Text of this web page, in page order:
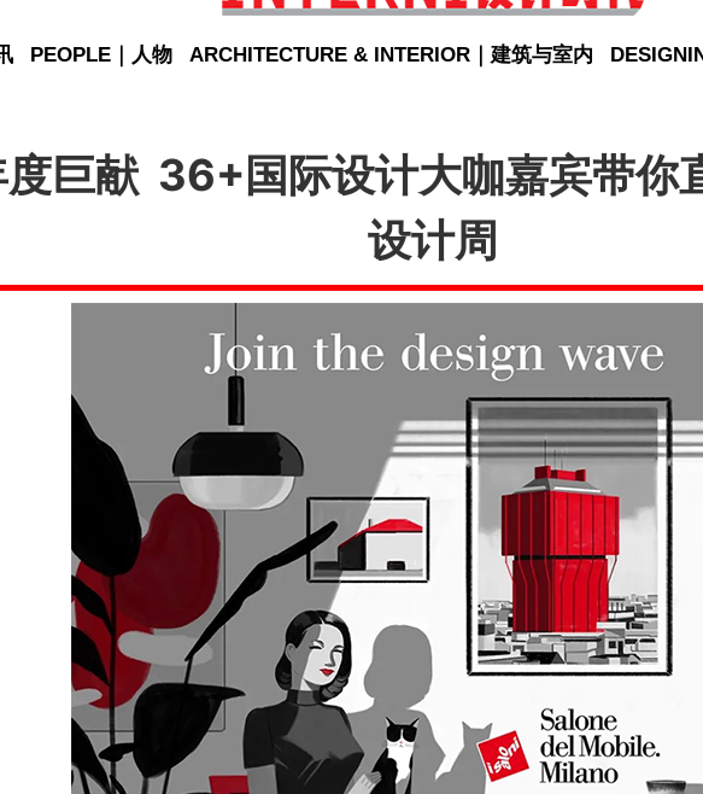
PEOPLE｜人物 ARCHITECTURE & INTERIOR｜建筑与室内
巨献 36+国际设计大咖嘉宾带你
设计周